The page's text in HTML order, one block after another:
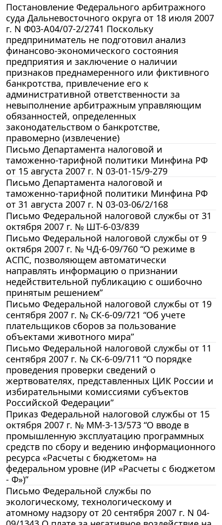
Постановление Федерального арбитражного
суда Дальневосточного округа от 18 июля 2007
г. N Ф03-А04/07-2/2741 Поскольку
предприниматель не подготовил анализ
финансово-экономического состояния
предприятия и заключение о наличии
признаков преднамеренного или фиктивного
банкротства, привлечение его к
административной ответственности за
невыполнение арбитражным управляющим
обязанностей, определенных
законодательством о банкротстве,
правомерно (извлечение)
Письмо Департамента налоговой и
таможенно-тарифной политики Минфина РФ
от 15 августа 2007 г. N 03-01-15/9-279
Письмо Департамента налоговой и
таможенно-тарифной политики Минфина РФ
от 31 августа 2007 г. N 03-03-06/2/168
Письмо Федеральной налоговой службы от 31
октября 2007 г. № ШТ-6-03/839
Письмо Федеральной налоговой службы от 9
октября 2007 г. № ЧД-6-09/760 “О режиме в
АСПС, позволяющем автоматически
направлять информацию о признании
недействительной публикацию с ошибочно
принятым решением”
Письмо Федеральной налоговой службы от 19
сентября 2007 г. № СК-6-09/721 “Об учете
плательщиков сборов за пользование
объектами животного мира”
Письмо Федеральной налоговой службы от 11
сентября 2007 г. № СК-6-09/711 “О порядке
проведения проверки сведений о
жертвователях, представленных ЦИК России и
избирательными комиссиями субъектов
Российской Федерации”
Приказ Федеральной налоговой службы от 15
октября 2007 г. № ММ-3-13/573 “О вводе в
промышленную эксплуатацию программных
средств по сбору и ведению информационного
ресурса «Расчеты с бюджетом» на
федеральном уровне (ИР «Расчеты с бюджетом
- Ф»)”
Письмо Федеральной службы по
экологическому, технологическому и
атомному надзору от 20 сентября 2007 г. N 04-